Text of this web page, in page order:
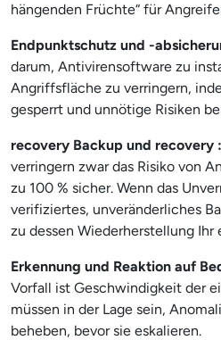
hängenden Früchte“ für
Endpunktschutz und -
darum, Antivirensoftware zu
Angriffsfläche zu verringern,
gesperrt und unnötige Risiken
recovery Backup und recovery :
verringern zwar das Risiko von
zu 100 % sicher. Wenn das
verifiziertes, unveränderliches
zu dessen Wiederherstellung
Erkennung und Reaktion auf
Vorfall ist Geschwindigkeit der
müssen in der Lage sein,
beheben, bevor sie eskalieren.